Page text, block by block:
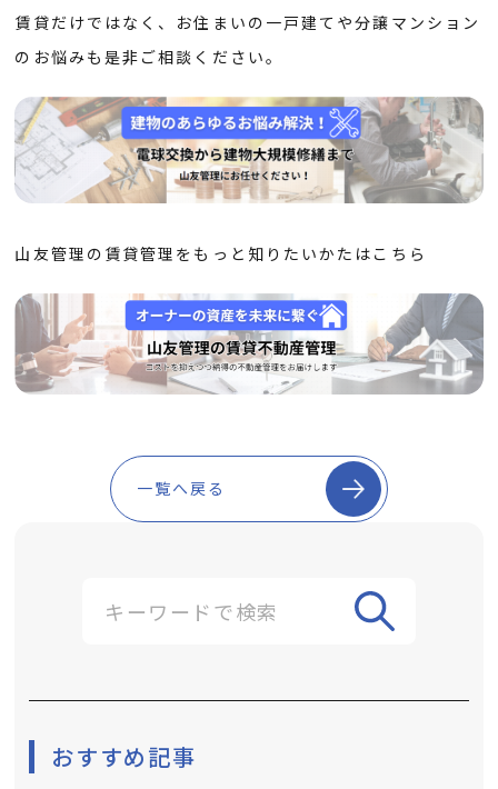
賃貸だけではなく、お住まいの一戸建てや分譲マンション
のお悩みも是非ご相談ください。
山友管理の賃貸管理をもっと知りたいかたはこちら
一覧へ戻る
おすすめ記事